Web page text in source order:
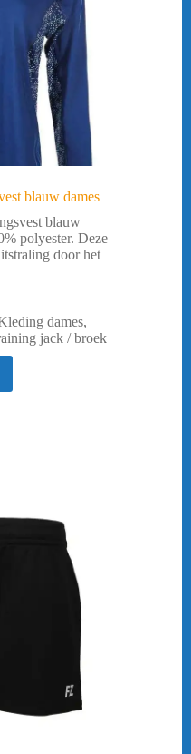
blauw dames
blauw
polyester. Deze
door het
dames,
jack / broek